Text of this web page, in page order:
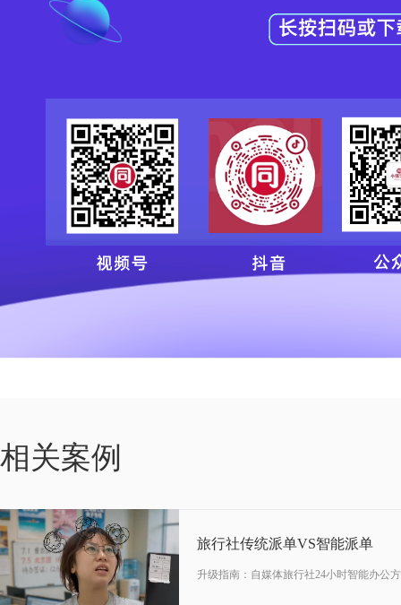
相关案例
06-15
2026
旅行社传统派单VS智能派单
升级指南：自媒体旅行社24小时智能办公
05-28